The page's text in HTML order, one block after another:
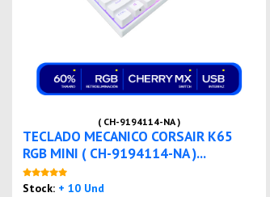
( CH-9194114-NA )
TECLADO MECANICO CORSAIR K65
RGB MINI ( CH-9194114-NA )...
Stock: + 10 Und